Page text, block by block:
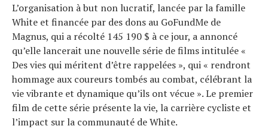
L’organisation à but non lucratif, lancée par la famille
White et financée par des dons au GoFundMe de
Magnus, qui a récolté 145 190 $ à ce jour, a annoncé
qu’elle lancerait une nouvelle série de films intitulée «
Des vies qui méritent d’être rappelées », qui « rendront
hommage aux coureurs tombés au combat, célébrant la
vie vibrante et dynamique qu’ils ont vécue ». Le premier
film de cette série présente la vie, la carrière cycliste et
l’impact sur la communauté de White.